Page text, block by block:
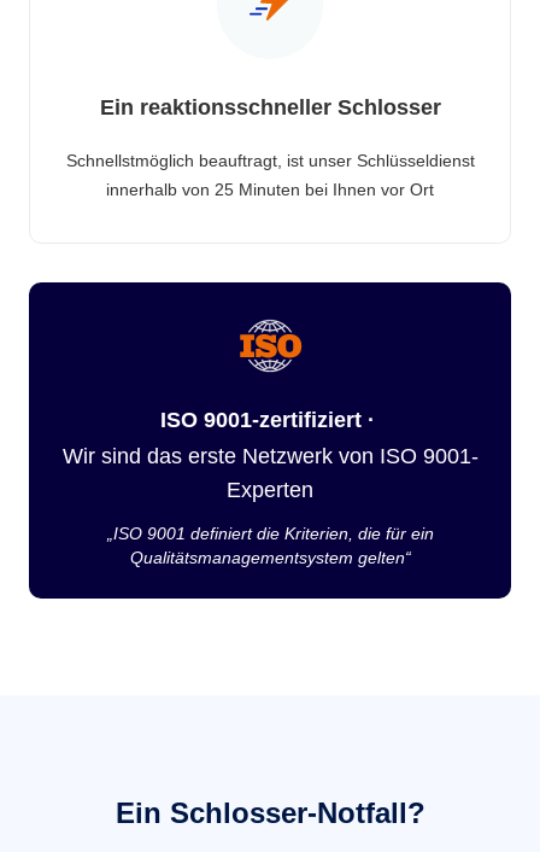
Ein reaktionsschneller Schlosser
Schnellstmöglich beauftragt, ist unser Schlüsseldienst
innerhalb von 25 Minuten bei Ihnen vor Ort
ISO 9001-zertifiziert ·
Wir sind das erste Netzwerk von ISO 9001-
Experten
„ISO 9001 definiert die Kriterien, die für ein
Qualitätsmanagementsystem gelten“
Ein Schlosser-Notfall?